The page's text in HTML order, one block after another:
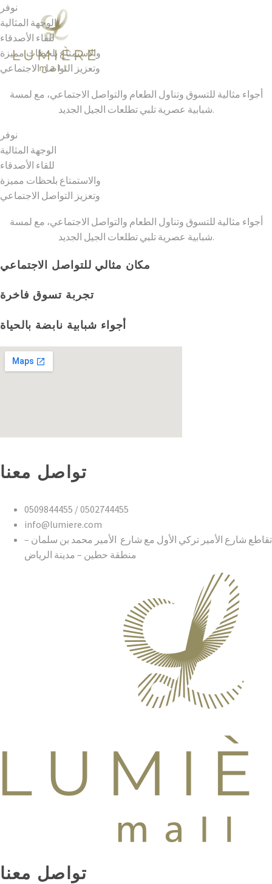
نوفر
الوجهة المثالية
للقاء الأصدقاء
والاستمتاع بلحظات مميزة
وتعزيز التواصل الاجتماعي
أجواء مثالية للتسوق وتناول الطعام والتواصل الاجتماعي، مع لمسة
شبابية عصرية تلبي تطلعات الجيل الجديد.
نوفر
الوجهة المثالية
للقاء الأصدقاء
والاستمتاع بلحظات مميزة
وتعزيز التواصل الاجتماعي
أجواء مثالية للتسوق وتناول الطعام والتواصل الاجتماعي، مع لمسة
شبابية عصرية تلبي تطلعات الجيل الجديد.
مكان مثالي للتواصل الاجتماعي
تجربة تسوق فاخرة
أجواء شبابية نابضة بالحياة
تواصل معنا
0509844455 / 0502744455
info@lumiere.com
تقاطع شارع الأمير تركي الأول مع شارع الأمير محمد بن سلمان –
منطقة حطين – مدينة الرياض
تواصل معنا